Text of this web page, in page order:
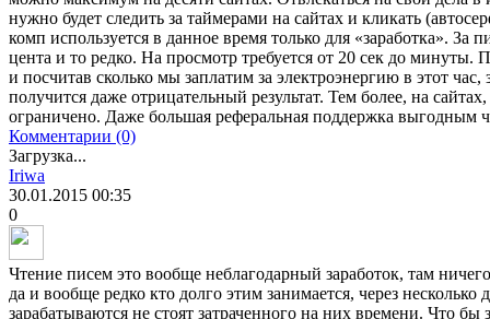
нужно будет следить за таймерами на сайтах и кликать
комп используется в данное время только для «заработка». За
цента и то редко. На просмотр требуется от 20 сек до минуты.
и посчитав сколько мы заплатим за электроэнергию в этот
получится даже отрицательный результат. Тем более, на
ограничено. Даже большая реферальная поддержка выгодным
Комментарии (0)
Загрузка...
Iriwa
30.01.2015 00:35
0
Чтение писем это вообще неблагодарный заработок, там
да и вообще редко кто долго этим занимается, через
зарабатываются не стоят затраченного на них времени. Что